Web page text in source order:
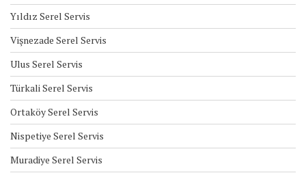
Yıldız Serel Servis
Vişnezade Serel Servis
Ulus Serel Servis
Türkali Serel Servis
Ortaköy Serel Servis
Nispetiye Serel Servis
Muradiye Serel Servis